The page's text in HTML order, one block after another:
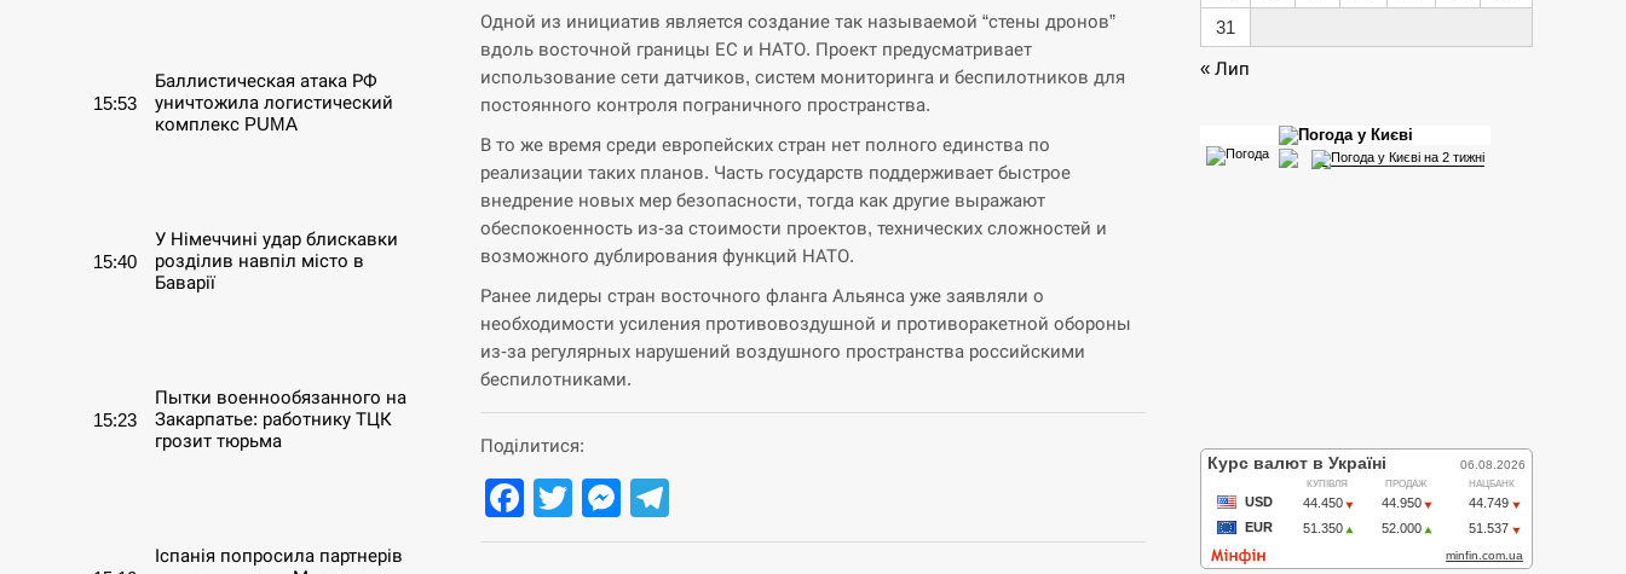
15:53
Баллистическая атака РФ
уничтожила логистический
комплекс PUMA
15:40
У Німеччині удар блискавки
розділив навпіл місто в
Баварії
15:23
Пытки военнообязанного на
Закарпатье: работнику ТЦК
грозит тюрьма
Іспанія попросила партнерів
Одной из инициатив является создание так называемой “стены дронов”
вдоль восточной границы ЕС и НАТО. Проект предусматривает
использование сети датчиков, систем мониторинга и беспилотников для
постоянного контроля пограничного пространства.
В то же время среди европейских стран нет полного единства по
реализации таких планов. Часть государств поддерживает быстрое
внедрение новых мер безопасности, тогда как другие выражают
обеспокоенность из-за стоимости проектов, технических сложностей и
возможного дублирования функций НАТО.
Ранее лидеры стран восточного фланга Альянса уже заявляли о
необходимости усиления противовоздушной и противоракетной обороны
из-за регулярных нарушений воздушного пространства российскими
беспилотниками.
Поділитися:
Facebook
TwitterMessenger
31
« Лип